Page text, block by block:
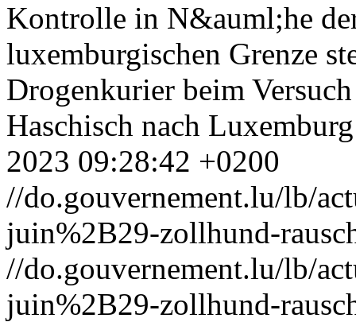
Kontrolle in N&auml;he
luxemburgischen Grenze
Drogenkurier beim
Haschisch nach
2023 09:28:42 +0200
//do.gouvernement.lu/lb/
juin%2B29-zollhund-
//do.gouvernement.lu/lb/
juin%2B29-zollhund-